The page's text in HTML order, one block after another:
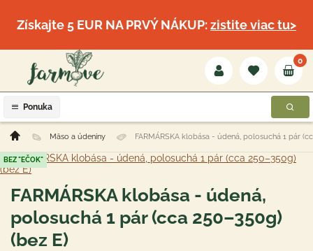
Získajte 5 EUR NA PRVÝ NÁKUP:zistite viac tu>
Ponuka
0
Mäso a údeniny FARMÁRSKA klobása - údená, polosuchá 1 pár
BEZ "EČOK"
FARMÁRSKA klobása - údená,
polosuchá 1 pár (cca 250–350g)
(bez E)